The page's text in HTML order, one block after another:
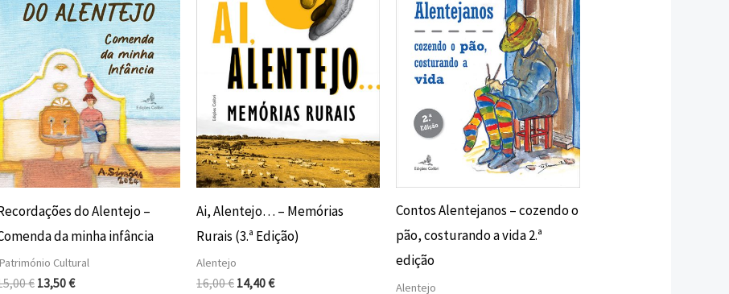
do Alentejo –
da minha infância
Património Cultural
€ 13,50€
Ai, Alentejo… – Memórias
Rurais (3.ª Edição)
Alentejo
16,00€ 14,40€
Contos Alentejanos – cozendo o
pão, costurando a vida 2.ª
edição
Alentejo